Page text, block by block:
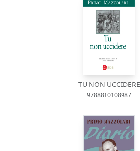
TU NON UCCIDERE
9788810108987